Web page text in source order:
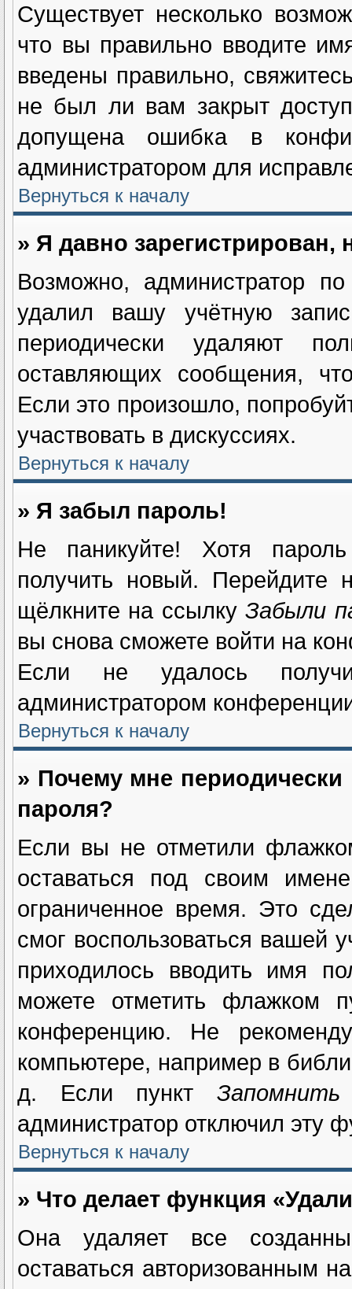
Существует несколько
что вы правильно вводите
введены правильно,
не был ли вам закрыт
допущена ошибка в
администратором для
Вернуться к началу
» Я давно
Возможно, администратор
удалил вашу учётную
периодически удаляют
оставляющих сообщения,
Если это произошло,
участвовать в дискуссиях.
Вернуться к началу
» Я забыл пароль!
Не паникуйте! Хотя
получить новый. Перейдите
щёлкните на ссылкуЗабыли
вы снова сможете войти на
Если не удалось
администратором
Вернуться к началу
» Почему мне
пароля?
Если вы не отметили
оставаться под своим
ограниченное время. Это
смог воспользоваться вашей
приходилось вводить имя
можете отметить флажком
конференцию. Не
компьютере, например в
д. Если пункт
администратор отключил эту
Вернуться к началу
» Что делает функция
Она удаляет все
оставаться авторизованным